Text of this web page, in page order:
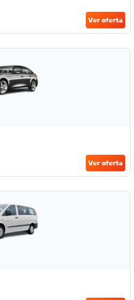
Ver oferta
Ver oferta